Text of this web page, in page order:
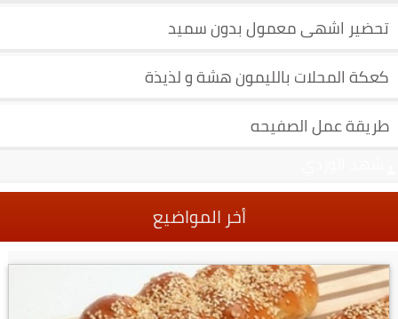
تحضير اشهى معمول بدون سميد
كعكة المحلات بالليمون هشة و لذيذة
طريقة عمل الصفيحه
أخر المواضيع